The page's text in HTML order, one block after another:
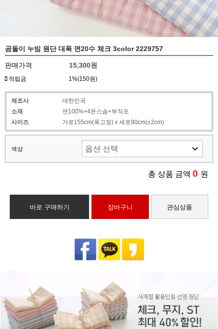
곰돌이 누빔 원단 대폭 면20수 체크 3color 2229757
판매가격 15,300원
적립금 1%(150원)
제조사
대한민국
소재
면100%+4온스솜+부직포
사이즈
가로155cm(폭고정) x 세로90cm(±2cm)
색상
총 상품 금액 0 원
바로 구매하기 장바구니 관심상품